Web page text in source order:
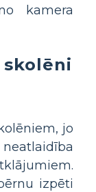
kamera
jo
izpēti